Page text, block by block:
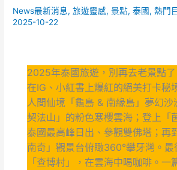
News最新消息,旅遊靈感,景點,泰國,熱門
2025-10-22
2025年泰國旅遊，別再去老景點
在IG、小紅書上爆紅的絕美打卡秘
人間仙境「龜島 & 南緣島」夢幻
契法山」的粉色寒櫻雲海；登上「
泰國最高峰日出、參觀雙佛塔；再
南奇」觀景台俯瞰360°攀牙灣。
「查博村」，在雲海中喝咖啡。一